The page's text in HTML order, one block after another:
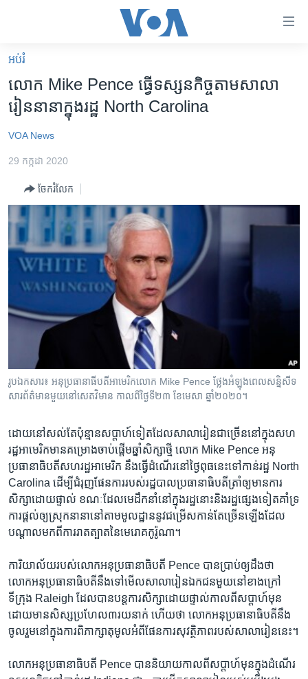
គេហទំព័រ​
ទាក់ទង
រំលង​
និង​
ទំព័រ​
រំលង​
និង​
រចនា
ទៅ​
អន្តរជាតិ
ហេឡូវីអូអេ
កម្ពុជាច្នៃប្រតិដ្ឋ
ព្រឹត្តិការណ៍ព័ត៌មាន
ទូរទស្សន៍ / វីដេអូ​
វិទ្យុ / ផតខាសថ៍
កម្មវិធីទាំងអស់
Khmer English
បណ្តាញ​សង្គម
ភាសា
អប់រំ
​លោក Mike Pence ធ្វើទស្សនកិច្ចតាមសាលា
រៀន​នានាក្នុង​រដ្ឋ​ North Carolina
VOA News
29 កក្កដា 2020
ចែករំលែក
រូបឯកសារ៖ អនុប្រធានាធីបតីអាមេរិកលោក Mike Pence ថ្លែងអំឡុងពេលសន្និសីទ
សារព័ត៌មានមួយនៅសេតវិមាន កាលពីថ្ងៃទី២៣ ខែមេសា ឆ្នាំ២០២០។
ដោយ​នៅសល់​តែ​ប៉ុន្មាន​សប្តាហ៍​ទៀត​ដែលសាលា​រៀនជា​ច្រើន​នៅក្នុង​សហ
រដ្ឋ​អាមេរិក​មាន​គម្រោង​ចាប់ផ្តើម​ឆ្នាំសិក្សា​ថ្មី លោក Mike Pence អនុ​
ប្រធានាធិបតី​សហរដ្ឋ​អាមេរិក នឹង​ធ្វើ​ដំណើរ​នៅថ្ងៃ​ពុធ​នេះទៅកាន់​រដ្ឋ North
Carolina ដើម្បី​ជំរុញ​ផែនការ​របស់​រដ្ឋបាល​ប្រធានាធិបតី​ត្រាំឲ្យ​មាន​ការ
សិក្សា​ដោយ​ផ្ទាល់​ ខណៈដែល​មេដឹកនាំ​នៅ​ក្នុង​រដ្ឋ​នោះ​និង​រដ្ឋ​ផ្សេង​ទៀត​គាំទ្រ
ការផ្តល់ឲ្យ​ស្រុក​នានា​នៅតាម​មូលដ្ឋាន​នូវ​ជម្រើស​កាន់តែ​ច្រើន​ឡើង​ដែល​
បណ្តាល​មកពី​ការរាតត្បាត​នៃ​មេរោគកូរ៉ូណា។
ការិយាល័យ​របស់​លោក​អនុ​ប្រធានាធិបតី Pence បាន​ប្រាប់​ឲ្យ​ដឹង​ថា
លោក​អនុប្រធានាធិបតី​នឹងទៅមើល​សាលា​រៀន​ឯកជន​មួយ​នៅខាង​ក្រៅ​
ទីក្រុង Raleigh ដែល​បាន​បន្ត​ការសិក្សា​ដោយ​ផ្ទាល់​កាលពី​សប្តាហ៍​មុន​
ដោយមាន​សិស្ស​ប្រហែល​៣រយ​នាក់ ហើយ​ថា​ លោក​អនុប្រធានាធិបតី​នឹង​
ចូល​រួមនៅក្នុង​ការពិភាក្សា​តុមូល​អំពី​ផែនការ​សុវត្ថិភាព​របស់​សាលា​រៀន​នេះ។
លោក​អនុប្រធានាធិបតី​ Pence បាន​និយាយ​កាលពី​សប្តាហ៍​មុនក្នុង​ដំណើរ​